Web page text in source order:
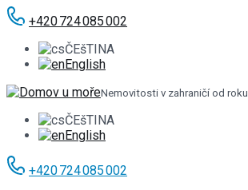
+420 724 085 002
ČEšTINA
English
Nemovitosti v zahraničí od
ČEšTINA
English
+420 724 085 002